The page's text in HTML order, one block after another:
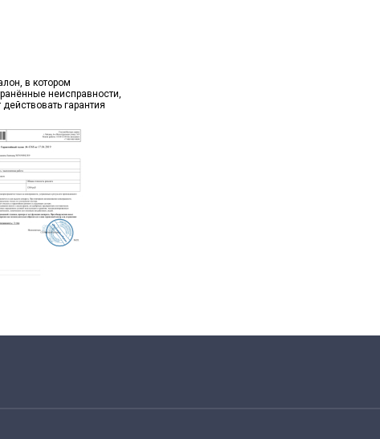
в котором
неисправности,
гарантия